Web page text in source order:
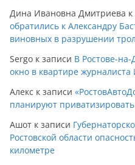
Дина Ивановна Дмитриева
обратились к Александру
виновных в разрушении
Sergo к записи В Ростове-
окно в квартире
Алекс к записи
планируют приватизировать
Ашот к записи
Ростовской области
километре